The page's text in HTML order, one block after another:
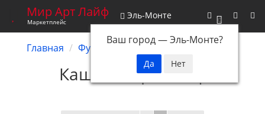
0
Мир Арт Лайф
Маркетплейс
Эль-Монте
Ваш город —Эль-Монте?
Главная Функциональное питание
Каши от Арт Лайф